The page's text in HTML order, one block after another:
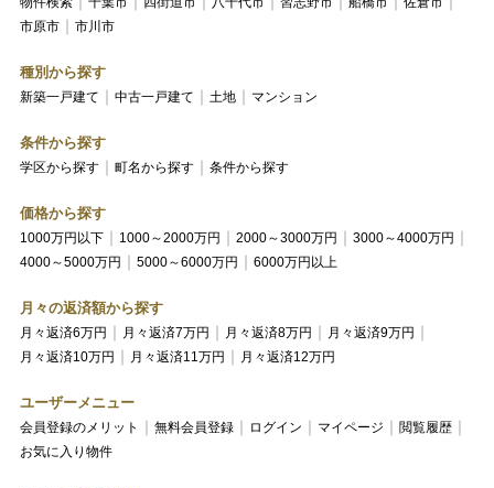
市原市
市川市
種別から探す
新築一戸建て 中古一戸建て 土地 マンション
条件から探す
学区から探す 町名から探す 条件から探す
価格から探す
1000万円以下 1000～2000万円 2000～3000万円
3000～4000万円
4000～5000万円
5000～6000万円 6000万円以上
月々の返済額から探す
月々返済6万円 月々返済7万円 月々返済8万円
月々返済9万円
月々返済10万円
月々返済11万円 月々返済12万円
ユーザーメニュー
会員登録のメリット 無料会員登録 ログイン マイページ
閲覧履歴
お気に入り物件